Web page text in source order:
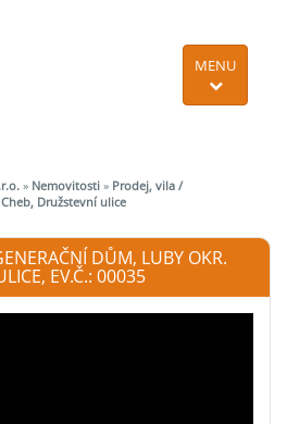
MENU
» Nemovitosti » Prodej, vila /
Družstevní ulice
DŮM, LUBY OKR.
EV.Č.: 00035